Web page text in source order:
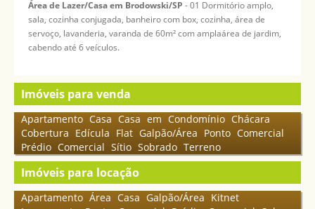
Área de Lazer/Casa em Brodowski/SP - 01 Dormitório amplo,
sala, cozinha conjugada, banheiro com box, cozinha, área de
servoço, lavanderia, varanda de 60m² com amplaárea de jardim,
cabendo até 6 veículos.
Imóveis para venda
Apartamento Casa Casa em Condomínio Chácara
Cobertura Edícula Flat Galpão/Área Ponto Comercial
Prédio Comercial Sítio Sobrado Terreno
Imóveis para locação
Apartamento Área Casa Galpão/Área Kitnet